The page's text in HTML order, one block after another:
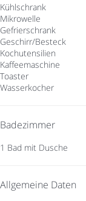
Kühlschrank
Mikrowelle
Gefrierschrank
Geschirr/Besteck
Kochutensilien
Kaffeemaschine
Toaster
Wasserkocher
Badezimmer
1 Bad mit Dusche
Allgemeine Daten